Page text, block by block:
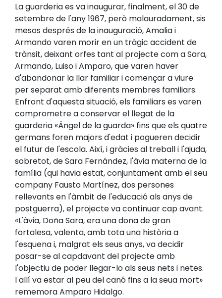
La guarderia es va inaugurar, finalment, el 30 de
setembre de l'any 1967, però malauradament, sis
mesos després de la inauguració, Amalia i
Armando varen morir en un tràgic accident de
trànsit, deixant orfes tant al projecte com a Sara,
Armando, Luiso i Amparo, que varen haver
d'abandonar la llar familiar i començar a viure
per separat amb diferents membres familiars.
Enfront d'aquesta situació, els familiars es varen
comprometre a conservar el llegat de la
guarderia «Ángel de la guarda» fins que els quatre
germans foren majors d'edat i pogueren decidir
el futur de l'escola. Així, i gràcies al treball i l'ajuda,
sobretot, de Sara Fernández, l'àvia materna de la
família (qui havia estat, conjuntament amb el seu
company Fausto Martínez, dos persones
rellevants en l'àmbit de l'educació als anys de
postguerra), el projecte va continuar cap avant.
«L'àvia, Doña Sara, era una dona de gran
fortalesa, valenta, amb tota una història a
l'esquena i, malgrat els seus anys, va decidir
posar-se al capdavant del projecte amb
l'objectiu de poder llegar-lo als seus nets i netes.
I allí va estar al peu del canó fins a la seua mort»
rememora Amparo Hidalgo.